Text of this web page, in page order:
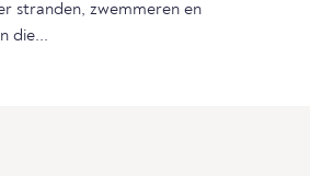
stranden, zwemmeren en
die...